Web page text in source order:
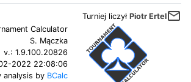
Turniej liczył Piotr Ertelmail_outline
Calculator
S. Mączka
v.:1.9.100.20826
2022 22:08:06
analysis by BCalc